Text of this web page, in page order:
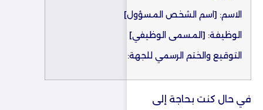
الاسم: [اسم الشخص المسؤول]
الوظيفة: [المسمى الوظيفي]
التوقيع والختم الرسمي للجهة:
في حال كنت بحاجة إلى